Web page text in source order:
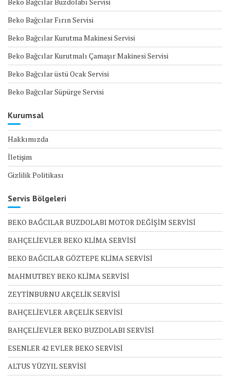
Beko Bağcılar Fırın Servisi
Beko Bağcılar Kurutma Makinesi Servisi
Beko Bağcılar Kurutmalı Çamaşır Makinesi Servisi
Beko Bağcılar üstü Ocak Servisi
Beko Bağcılar Süpürge Servisi
Kurumsal
Hakkımızda
İletişim
Gizlilik Politikası
Servis Bölgeleri
BEKO BAĞCILAR BUZDOLABI MOTOR DEĞİŞİM SERVİSİ
BAHÇELİEVLER BEKO KLİMA SERVİSİ
BEKO BAĞCILAR GÖZTEPE KLİMA SERVİSİ
MAHMUTBEY BEKO KLİMA SERVİSİ
ZEYTİNBURNU ARÇELİK SERVİSİ
BAHÇELİEVLER ARÇELİK SERVİSİ
BAHÇELİEVLER BEKO BUZDOLABI SERVİSİ
ESENLER 42 EVLER BEKO SERVİSİ
ALTUS YÜZYIL SERVİSİ